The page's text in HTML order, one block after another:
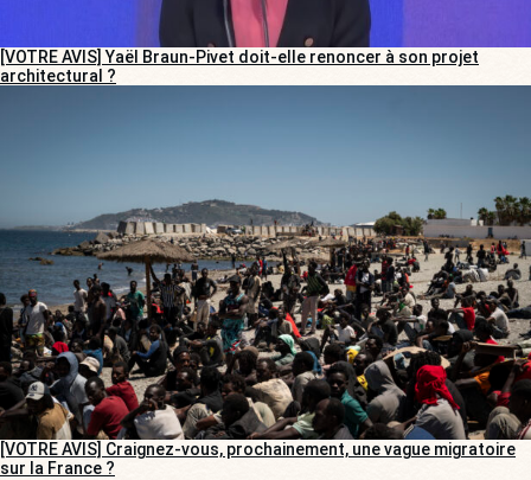
[VOTRE AVIS] Yaël Braun-Pivet doit-elle renoncer à son projet
architectural ?
[VOTRE AVIS] Craignez-vous, prochainement, une vague migratoire
sur la France ?